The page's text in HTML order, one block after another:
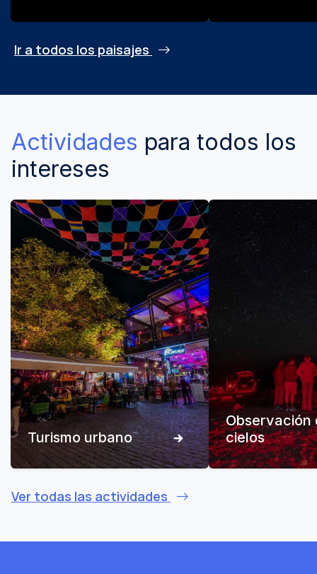
Ir a todos los paisajes
Actividades para todos los
intereses
Turismo urbano
Observación
cielos
Ver todas las actividades